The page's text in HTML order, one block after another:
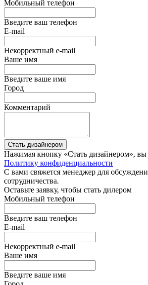
Мобильный телефон
Введите ваш телефон
E-mail
Некорректный e-mail
Ваше имя
Введите ваше имя
Город
Комментарий
Стать дизайнером
Нажимая кнопку «Стать дизайнером»,
Политику конфиденциальности
С вами свяжется менеджер для
сотрудничества.
Оставьте заявку, чтобы стать дилером
Мобильный телефон
Введите ваш телефон
E-mail
Некорректный e-mail
Ваше имя
Введите ваше имя